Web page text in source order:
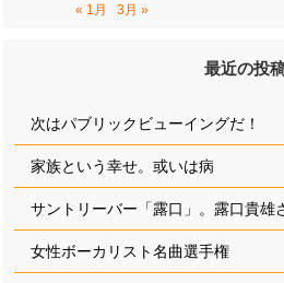
« 1月 3月 »
最近の投
次はパブリックビューイングだ！
家族という幸せ。或いは病
サントリーバー「露口」。露口貴雄
女性ボーカリスト名曲選手権